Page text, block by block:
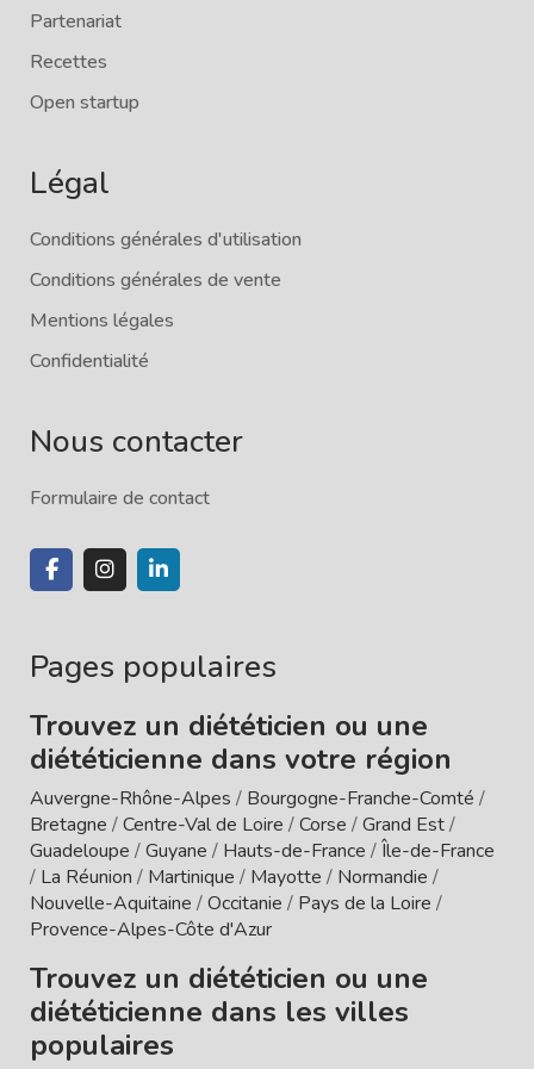
Partenariat
Recettes
Open startup
Légal
Conditions générales d'utilisation
Conditions générales de vente
Mentions légales
Confidentialité
Nous contacter
Formulaire de contact
Pages populaires
Trouvez un diététicien ou une
diététicienne dans votre région
Auvergne-Rhône-Alpes / Bourgogne-Franche-Comté /
Bretagne /Centre-Val de Loire /Corse /Grand Est/
Guadeloupe /Guyane / Hauts-de-France /Île-de-France
/ La Réunion / Martinique / Mayotte / Normandie /
Nouvelle-Aquitaine /Occitanie / Pays de la Loire /
Provence-Alpes-Côte d'Azur
Trouvez un diététicien ou une
diététicienne dans les villes
populaires